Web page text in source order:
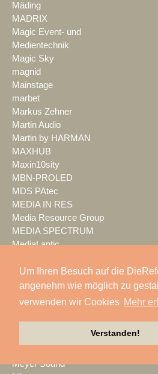
Um Ihren Besuch auf die
angenehm wie möglich zu
verwenden wir Cookies Mehr
Verstanden!
Mäding
MADRIX
Magic Event- und
Medientechnik
Magic Sky
magnid
Mainstage
marbet
Markus Zehner
Martin Audio
Martin by HARMAN
MAXHUB
Maxin10sity
MBN-PROLED
MDS PAtec
MEDIA IN RES
Media Resource Group
MEDIA SPECTRUM
MediaLantic
MEDIA|tek
MEEVI-rent
Mega Audio
MEGATECH
Merging Technologies
Meyer Sound